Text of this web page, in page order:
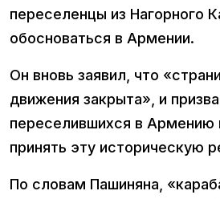
переселенцы из Нагорного
обосноваться в Армении.
Он вновь заявил, что
движения закрыта», и
переселившихся в Армению
принять эту историческую
По словам Пашиняна,